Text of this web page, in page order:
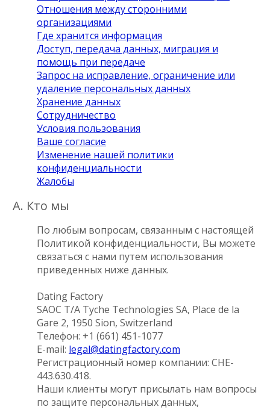
Отношения между сторонними
организациями
Где хранится информация
Доступ, передача данных, миграция и
помощь при передаче
Запрос на исправление, ограничение или
удаление персональных данных
Хранение данных
Сотрудничество
Условия пользования
Ваше согласие
Изменение нашей политики
конфиденциальности
Жалобы
A. Кто мы
По любым вопросам, связанным с настоящей
Политикой конфиденциальности, Вы можете
связаться с нами путем использования
приведенных ниже данных.
Dating Factory
SAOC T/A Tyche Technologies SA, Place de la
Gare 2, 1950 Sion, Switzerland
Телефон: +1 (661) 451-1077
E-mail: legal@datingfactory.com
Регистрационный номер компании: CHE-
443.630.418.
Наши клиенты могут присылать нам вопросы
по защите персональных данных,